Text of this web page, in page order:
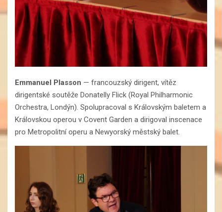
Emmanuel Plasson — francouzský dirigent, vítěz
dirigentské soutěže Donatelly Flick (Royal Philharmonic
Orchestra, Londýn). Spolupracoval s Královským baletem a
Královskou operou v Covent Garden a dirigoval inscenace
pro Metropolitní operu a Newyorský městský balet.